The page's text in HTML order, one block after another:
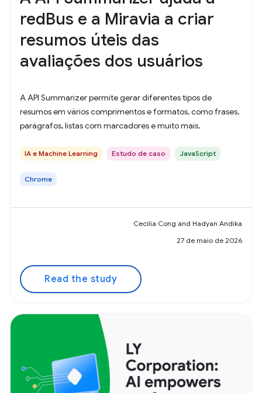
redBus e a Miravia a criar
resumos úteis das
avaliações dos usuários
A API Summarizer permite gerar diferentes tipos de
resumos em vários comprimentos e formatos, como frases,
parágrafos, listas com marcadores e muito mais.
IA e Machine Learning Estudo de caso JavaScript
Chrome
Cecilia Cong and Hadyan Andika
27 de maio de 2026
Read the study